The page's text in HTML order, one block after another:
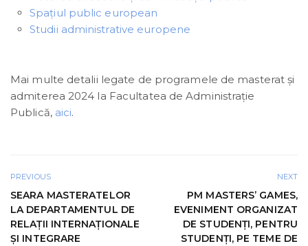
Spațiul public european
Studii administrative europene
Mai multe detalii legate de programele de masterat și
admiterea 2024 la Facultatea de Administrație
Publică, aici.
PREVIOUS
SEARA MASTERATELOR
LA DEPARTAMENTUL DE
RELAȚII INTERNAȚIONALE
ȘI INTEGRARE
NEXT
PM MASTERS’ GAMES,
EVENIMENT ORGANIZAT
DE STUDENȚI, PENTRU
STUDENȚI, PE TEME DE